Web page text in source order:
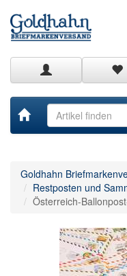
Goldhahn
Restposten und
Österreich-